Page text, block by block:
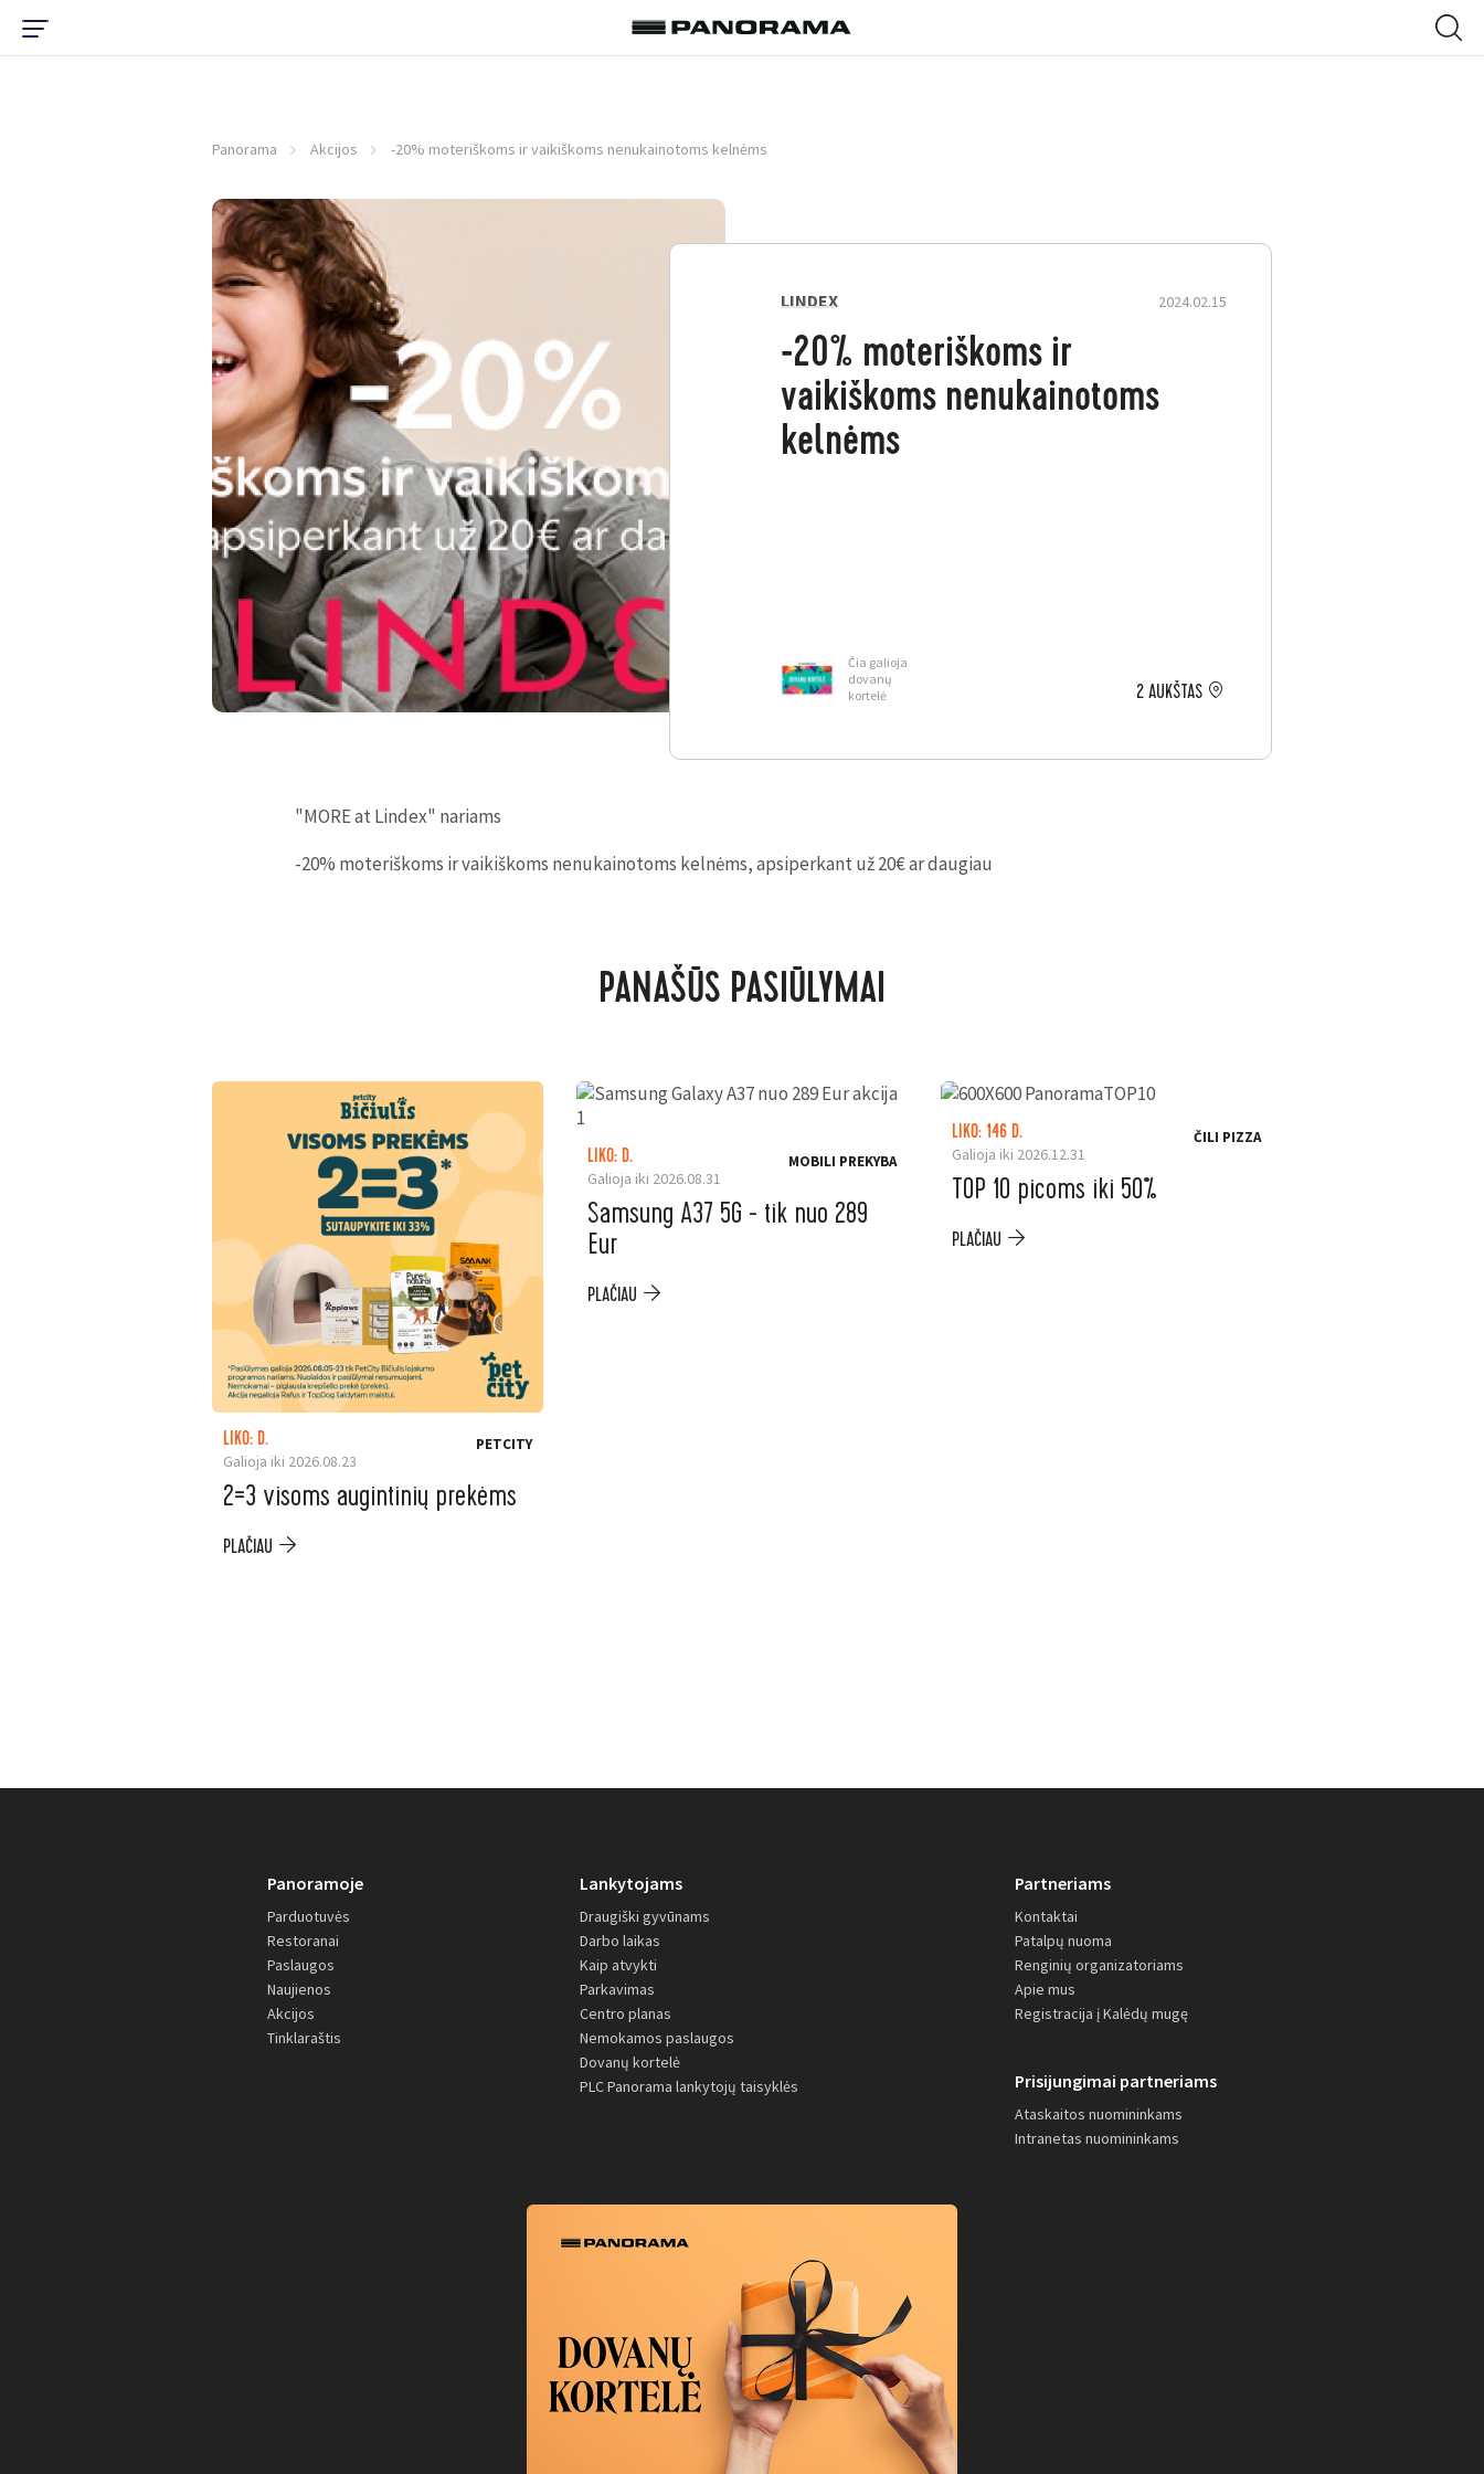
Panorama Akcijos -20% moteriškoms ir vaikiškoms nenukainotoms kelnėms
LINDEX 2024.02.15
-20% moteriškoms ir
vaikiškoms nenukainotoms
kelnėms
Čia galioja
dovanų
kortelė
2 AUKŠTAS
"MORE at Lindex" nariams
-20% moteriškoms ir vaikiškoms nenukainotoms kelnėms, apsiperkant už 20€ ar daugiau
PANAŠŪS PASIŪLYMAI
LIKO: D.
Galioja iki 2026.08.23
PETCITY
2=3 visoms augintinių prekėms
PLAČIAU
LIKO: D.
Galioja iki 2026.08.31
MOBILI PREKYBA
Samsung A37 5G - tik nuo 289
Eur
PLAČIAU
LIKO: 146 D.
Galioja iki 2026.12.31
ČILI PIZZA
TOP 10 picoms iki 50%
PLAČIAU
Panoramoje
Parduotuvės
Restoranai
Paslaugos
Naujienos
Akcijos
Tinklaraštis
Lankytojams
Draugiški gyvūnams
Darbo laikas
Kaip atvykti
Parkavimas
Centro planas
Nemokamos paslaugos
Dovanų kortelė
PLC Panorama lankytojų taisyklės
Partneriams
Kontaktai
Patalpų nuoma
Renginių organizatoriams
Apie mus
Registracija į Kalėdų mugę
Prisijungimai partneriams
Ataskaitos nuomininkams
Intranetas nuomininkams